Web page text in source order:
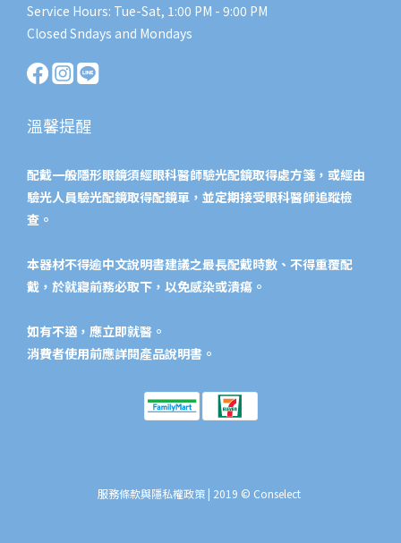
Service Hours: Tue-Sat, 1:00 PM - 9:00 PM
Closed Sndays and Mondays
溫馨提醒
配戴一般隱形眼鏡須經眼科醫師驗光配鏡取得處方箋，或經由
驗光人員驗光配鏡取得配鏡單，並定期接受眼科醫師追蹤檢
查。
本器材不得逾中文說明書建議之最長配戴時數、不得重覆配
戴，於就寢前務必取下，以免感染或潰瘍。
如有不適，應立即就醫。
消費者使用前應詳閱產品說明書。​
服務條款與隱私權政策 | 2019 © Conselect